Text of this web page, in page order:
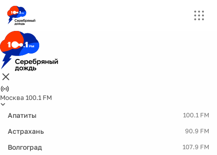
Москва 100.1 FM
Апатиты 100.1 FM
Астрахань 90.9 FM
Волгоград 107.9 FM